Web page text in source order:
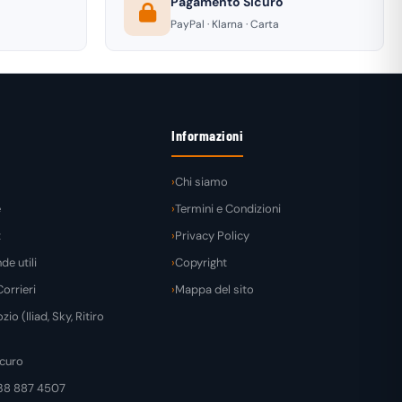
PayPal · Klarna · Carta
utili
(Iliad, Sky, Ritiro
887 4507
Informazioni
Chi siamo
Termini e Condizioni
Privacy Policy
Copyright
Mappa del sito